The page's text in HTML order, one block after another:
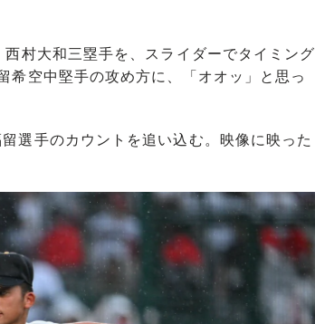
村大和三塁手を、スライダーでタイミング
希空中堅手の攻め方に、「オオッ」と思っ
選手のカウントを追い込む。映像に映った